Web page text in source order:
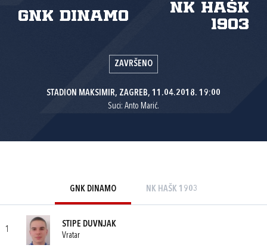
GNK Dinamo
NK HAŠK
1903
ZAVRŠENO
STADION MAKSIMIR, ZAGREB, 11.04.2018. 19:00
Suci: Anto Marić.
GNK DINAMO NK HAŠK 1903
1
STIPE DUVNJAK
Vratar